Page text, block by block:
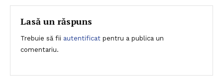
articole
Lasă un răspuns
Trebuie să fii autentificat pentru a publica un
comentariu.